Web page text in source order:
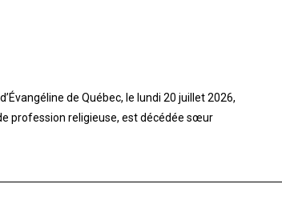
de Québec, le lundi 20 juillet 2026,
profession religieuse, est décédée sœur